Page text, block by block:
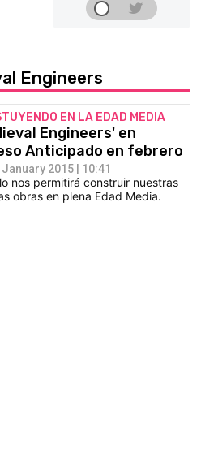
Engineers
EN LA EDAD MEDIA
Engineers' en
Anticipado en febrero
2015 | 10:41
nos permitirá construir nuestras
obras en plena Edad Media.